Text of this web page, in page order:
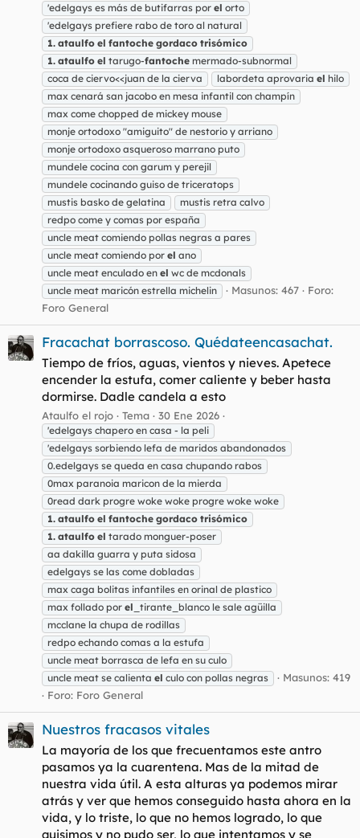
'edelgays es más de butifarras por el orto
'edelgays prefiere rabo de toro al natural
1. ataulfo el fantoche gordaco trisómico
1. ataulfo el tarugo-fantoche mermado-subnormal
coca de ciervo<<juan de la cierva
labordeta aprovaria el hilo
max cenará san jacobo en mesa infantil con champín
max come chopped de mickey mouse
monje ortodoxo "amiguito" de nestorio y arriano
monje ortodoxo asqueroso marrano puto
mundele cocina con garum y perejil
mundele cocinando guiso de triceratops
mustis basko de gelatina
mustis retra calvo
redpo come y comas por españa
uncle meat comiendo pollas negras a pares
uncle meat comiendo por el ano
uncle meat enculado en el wc de mcdonals
uncle meat maricón estrella michelin
Masunos: 467
Foro:
Foro General
Fracachat borrascoso. Quédateencasachat.
Tiempo de fríos, aguas, vientos y nieves. Apetece
encender la estufa, comer caliente y beber hasta
dormirse. Dadle candela a esto
Ataulfo el rojo Tema 30 Ene 2026
'edelgays chapero en casa - la peli
'edelgays sorbiendo lefa de maridos abandonados
0.edelgays se queda en casa chupando rabos
0max paranoia maricon de la mierda
0read dark progre woke woke progre woke woke
1. ataulfo el fantoche gordaco trisómico
1. ataulfo el tarado monguer-poser
aa dakilla guarra y puta sidosa
edelgays se las come dobladas
max caga bolitas infantiles en orinal de plastico
max follado por el _tirante_blanco le sale agüilla
mcclane la chupa de rodillas
redpo echando comas a la estufa
uncle meat borrasca de lefa en su culo
uncle meat se calienta el culo con pollas negras
Masunos: 419
Foro: Foro General
Nuestros fracasos vitales
La mayoría de los que frecuentamos este antro
pasamos ya la cuarentena. Mas de la mitad de
nuestra vida útil. A esta alturas ya podemos mirar
atrás y ver que hemos conseguido hasta ahora en la
vida, y lo triste, lo que no hemos logrado, lo que
quisimos y no pudo ser, lo que intentamos y se